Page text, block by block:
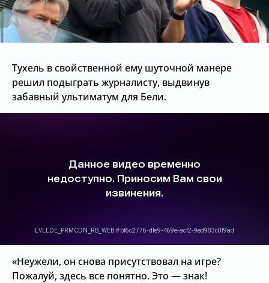
Тухель в свойственной ему шуточной манере
решил подыграть журналисту, выдвинув
забавный ультиматум для Бели.
«Неужели, он снова присутствовал на игре?
Пожалуй, здесь все понятно. Это — знак!